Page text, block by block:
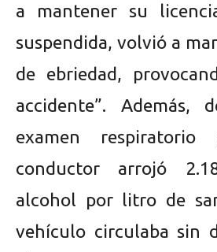
a mantener su
suspendida, volvió a
de ebriedad,
accidente”. Además,
examen respiratorio
conductor arrojó
alcohol por litro de
vehículo circulaba sin